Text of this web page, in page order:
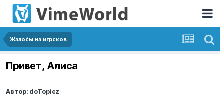
Жалобы на игроков
Привет, Алиса
Автор: doTopiez